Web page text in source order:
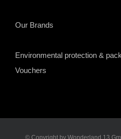
Our Brands
Environmental protection &
Vouchers
© Copyright by Wonderland 13